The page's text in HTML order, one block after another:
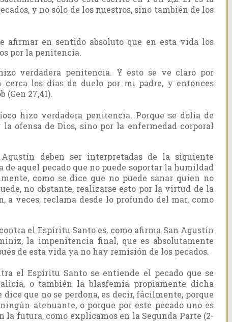
y no sólo de los nuestros, sino también de los
afirmar en sentido absoluto que en esta vida los
por la penitencia.
hizo verdadera penitencia. Y esto se ve claro por
cerca los días de duelo por mi padre, y entonces
(Gen 27,41).
hizo verdadera penitencia. Porque se dolía de
la ofensa de Dios, sino por la enfermedad corporal
Agustín deben ser interpretadas de la siguiente
de aquel pecado que no puede soportar la humildad
como se dice que no puede sanar quien no
no obstante, realizarse esto por la virtud de la
a veces, reclama desde lo profundo del mar, como
el Espíritu Santo es, como afirma San Agustín
la impenitencia final, que es absolutamente
de esta vida ya no hay remisión de los pecados.
el Espíritu Santo se entiende el pecado que se
o también la blasfemia propiamente dicha
que no se perdona, es decir, fácilmente, porque
atenuante, o porque por este pecado uno es
la futura, como explicamos en la Segunda Parte (2-